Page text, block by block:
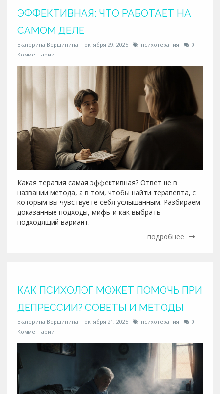
ЭФФЕКТИВНАЯ: ЧТО РАБОТАЕТ НА
САМОМ ДЕЛЕ
Екатерина Вершинина октября 29, 2025 психотерапия
0
Комментарии
Какая терапия самая эффективная? Ответ не в
названии метода, а в том, чтобы найти терапевта, с
которым вы чувствуете себя услышанным. Разбираем
доказанные подходы, мифы и как выбрать
подходящий вариант.
подробнее
КАК ПСИХОЛОГ МОЖЕТ ПОМОЧЬ ПРИ
ДЕПРЕССИИ? СОВЕТЫ И МЕТОДЫ
Екатерина Вершинина октября 21, 2025 психотерапия
0
Комментарии